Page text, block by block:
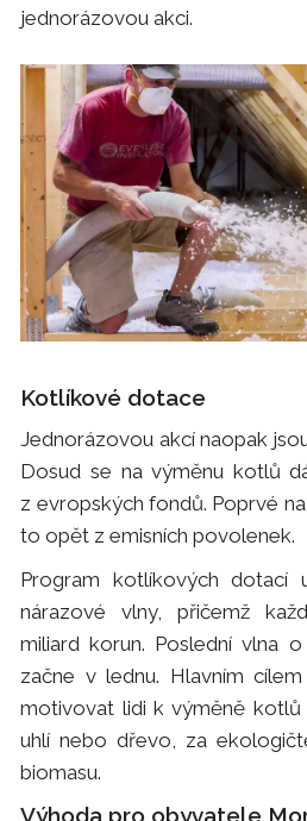
jednorázovou akci.
Kotlíkové dotace
Jednorázovou akcí naopak
Dosud se na výměnu kotlů
z evropských fondů. Poprvé
to opět z emisních povolenek.
Program kotlíkových
nárazové vlny, přičemž
miliard korun. Poslední vlna
začne v lednu. Hlavním
motivovat lidi k výměně kotlů
uhlí nebo dřevo, za
biomasu.
Výhoda pro obyvatele